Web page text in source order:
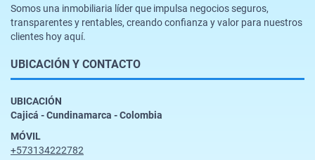
Somos una inmobiliaria líder que impulsa negocios seguros,
transparentes y rentables, creando confianza y valor para nuestros
clientes hoy aquí.
UBICACIÓN Y CONTACTO
UBICACIÓN
Cajicá - Cundinamarca - Colombia
MÓVIL
+573134222782